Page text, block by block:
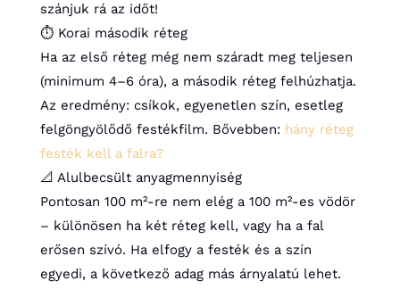
szánjuk rá az időt!
⏱️ Korai második réteg
Ha az első réteg még nem száradt meg teljesen
(minimum 4–6 óra), a második réteg felhúzhatja.
Az eredmény: csíkok, egyenetlen szín, esetleg
felgöngyölődő festékfilm. Bővebben: hány réteg
festék kell a falra?
📐 Alulbecsült anyagmennyiség
Pontosan 100 m²-re nem elég a 100 m²-es vödör
– különösen ha két réteg kell, vagy ha a fal
erősen szívó. Ha elfogy a festék és a szín
egyedi, a következő adag más árnyalatú lehet.